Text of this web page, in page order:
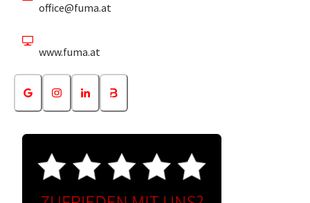
office@fuma.at
www.fuma.at